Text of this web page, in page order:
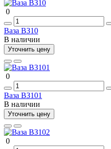
0
Ваза ВЗ10
В наличии
Уточнить цену
0
Ваза ВЗ101
В наличии
Уточнить цену
0